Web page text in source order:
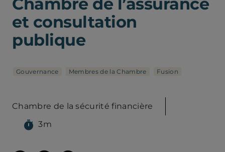
et consultation
publique
Gouvernance Membres de la Chambre Fusion
Chambre de la sécurité financière
3m